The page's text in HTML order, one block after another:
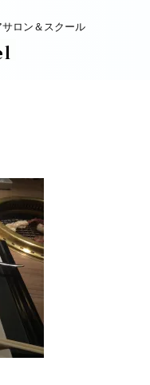
ロン＆スクール